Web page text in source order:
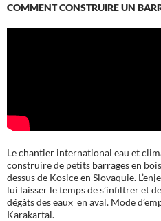
COMMENT CONSTRUIRE UN
Le chantier international eau et
construire de petits barrages en
dessus de Kosice en Slovaquie.
lui laisser le temps de s’infiltrer et
dégâts des eaux en aval. Mode
Karakartal.